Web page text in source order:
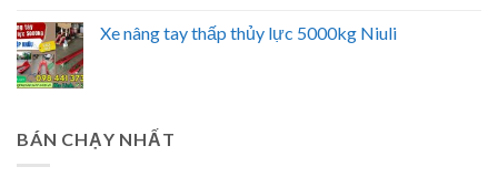
Xe nâng tay thấp thủy lực 5000kg Niuli
BÁN CHẠY NHẤT